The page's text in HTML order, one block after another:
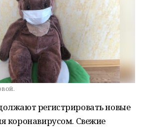
регистрировать новые
коронавирусом. Свежие